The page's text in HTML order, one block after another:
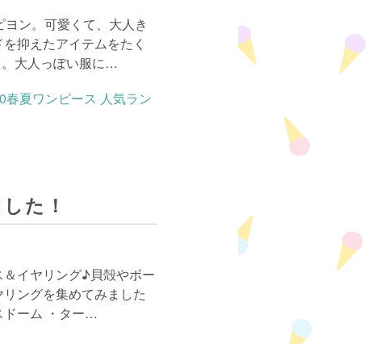
ン。可愛くて、大人き
抑えたアイテムをたく
大人っぽい服に…
た！
イヤリング♪貝殻やボー
ングを集めてみました
ドーム ・ター…